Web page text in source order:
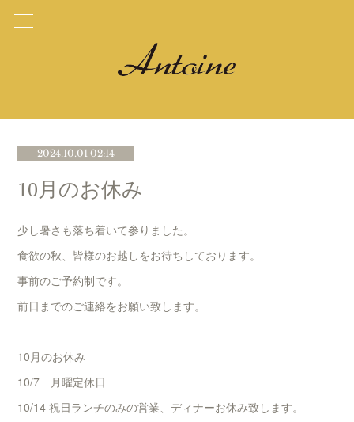
2024.10.01 02:14
10月のお休み
少し暑さも落ち着いて参りました。
食欲の秋、皆様のお越しをお待ちしております。
事前のご予約制です。
前日までのご連絡をお願い致します。
10月のお休み
10/7 月曜定休日
10/14 祝日ランチのみの営業、ディナーお休み致します。